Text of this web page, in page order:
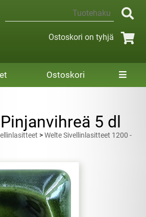
Ostoskori on tyhjä
Ostoskori
5 dl
>Welte Sivellinlasitteet 1200 -